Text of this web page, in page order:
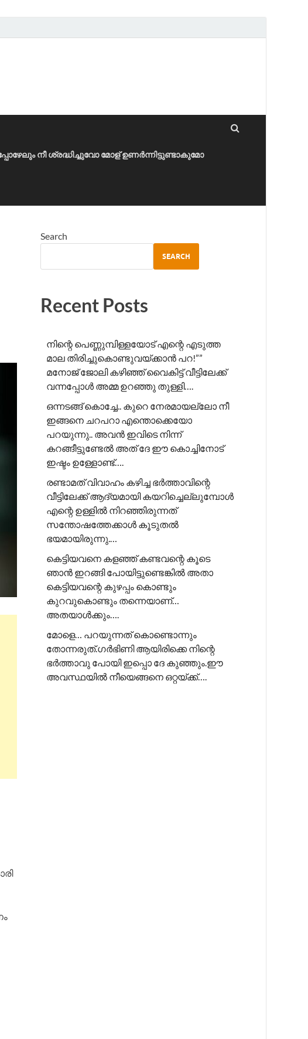
നീ ശ്രദ്ധിച്ചുവോ മോള് ഉണർന്നിട്ടുണ്ടാകുമോ
Search
SEARCH
Recent Posts
നിന്റെ പെണ്ണുമ്പിള്ളയോട് എന്റെ എടുത്ത
മാല തിരിച്ചുകൊണ്ടുവയ്ക്കാൻ പറ!”” ​
മനോജ് ജോലി കഴിഞ്ഞ് വൈകിട്ട് വീട്ടിലേക്ക്
വന്നപ്പോൾ അമ്മ ഉറഞ്ഞു തുള്ളി….
ഒന്നടങ്ങ് കൊച്ചേ.. കുറെ നേരമായല്ലോ നീ
ഇങ്ങനെ ചറപറാ എന്തൊക്കെയോ
പറയുന്നു.. അവൻ ഇവിടെ നിന്ന്
കറങ്ങീട്ടുണ്ടേൽ അത് ദേ ഈ കൊച്ചിനോട്
ഇഷ്ടം ഉള്ളോണ്ട്….
രണ്ടാമത് വിവാഹം കഴിച്ച ഭർത്താവിന്റെ
വീട്ടിലേക്ക് ആദ്യമായി കയറിച്ചെല്ലുമ്പോൾ
എന്റെ ഉള്ളിൽ നിറഞ്ഞിരുന്നത്
സന്തോഷത്തേക്കാൾ കൂടുതൽ
ഭയമായിരുന്നു.…
കെട്ടിയവനെ കളഞ്ഞ് കണ്ടവന്റെ കൂടെ
ഞാൻ ഇറങ്ങി പോയിട്ടുണ്ടെങ്കിൽ അതാ
കെട്ടിയവന്റെ കുഴപ്പം കൊണ്ടും
കുറവുകൊണ്ടും തന്നെയാണ്…
അതയാൾക്കും….
മോളെ… പറയുന്നത് കൊണ്ടൊന്നും
തോന്നരുത്.ഗർഭിണി ആയിരിക്കെ നിന്റെ
ഭർത്താവു പോയി ഇപ്പൊ ദേ കുഞ്ഞും.ഈ
അവസ്ഥയിൽ നീയെങ്ങനെ ഒറ്റയ്ക്ക്….